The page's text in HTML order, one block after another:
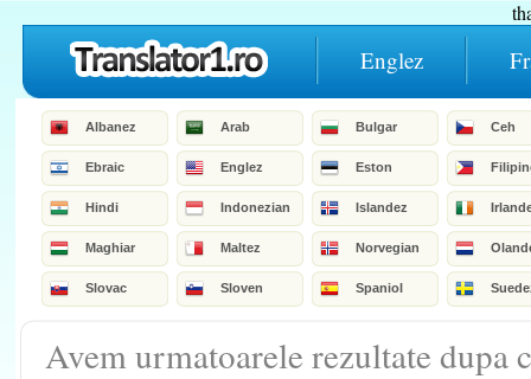
Englez
Albanez Arab Bulgar Ceh
Ebraic Englez Eston
Hindi Indonezian Islandez
Maghiar Maltez Norvegian
Slovac Sloven Spaniol
Avem urmatoarele rezultate dupa